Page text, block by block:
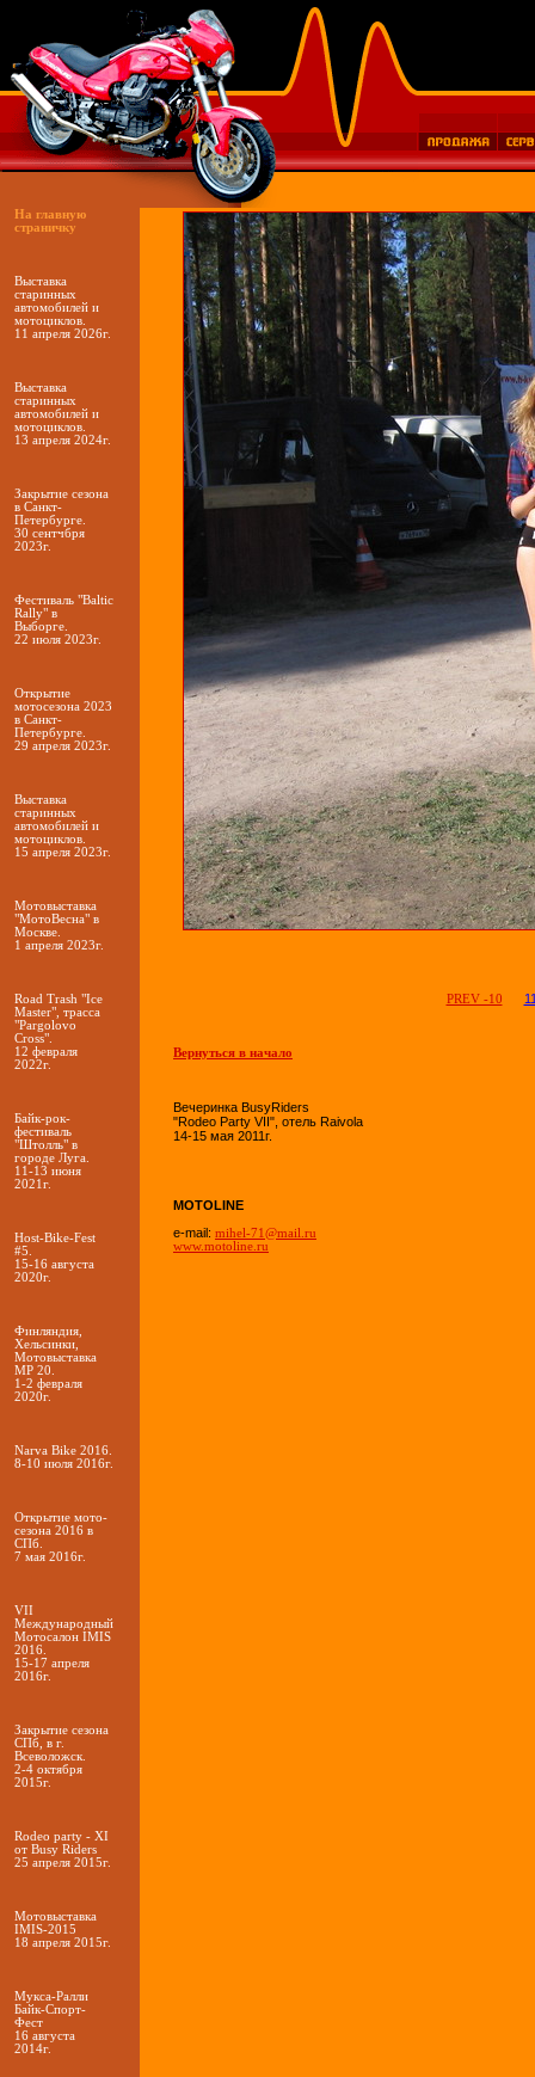
На главную
страничку
Выставка
старинных
автомобилей и
мотоциклов.
11 апреля 2026г.
Выставка
старинных
автомобилей и
мотоциклов.
13 апреля 2024г.
Закрытие сезона
в Санкт-
Петербурге.
30 сентчбря
2023г.
Фестиваль "Baltic
Rally" в
Выборге.
22 июля 2023г.
Открытие
мотосезона 2023
в Санкт-
Петербурге.
29 апреля 2023г.
Выставка
старинных
автомобилей и
мотоциклов.
15 апреля 2023г.
Мотовыставка
"МотоВесна" в
Москве.
1 апреля 2023г.
Road Trash "Ice
Master", трасса
"Pargolovo
Cross".
12 февраля
2022г.
Байк-рок-
фестиваль
"Штолль" в
городе Луга.
11-13 июня
2021г.
Host-Bike-Fest
#5.
15-16 августа
2020г.
Финляндия,
Хельсинки,
Мотовыставка
MP 20.
1-2 февраля
2020г.
Narva Bike 2016.
8-10 июля 2016г.
Открытие мото-
сезона 2016 в
СПб.
7 мая 2016г.
VII
Международный
Мотосалон IMIS
2016.
15-17 апреля
2016г.
Закрытие сезона
СПб, в г.
Всеволожск.
2-4 октября
2015г.
Rodeo party - XI
от Busy Riders
25 апреля 2015г.
Мотовыставка
IMIS-2015
18 апреля 2015г.
Мукса-Ралли
Байк-Спорт-
Фест
16 августа
2014г.
PREV -10
Вернуться в начало
Вечеринка BusyRiders
"Rodeo Party VII", отель Raivola
14-15 мая 2011г.
MOTOLINE
e-mail: mihel-71@mail.ru
www.motoline.ru